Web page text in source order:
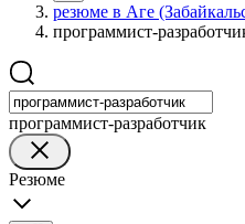
резюме в Аге
программист-
программист-разработчик
Резюме